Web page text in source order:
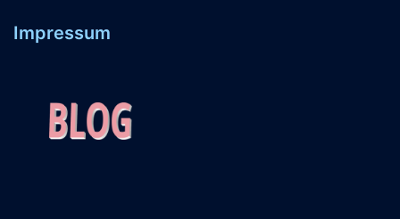
Impressum